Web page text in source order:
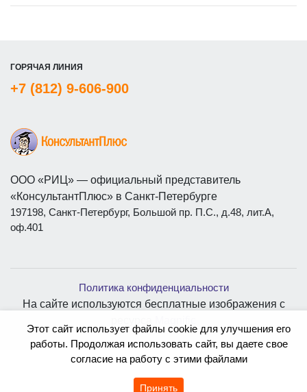
ГОРЯЧАЯ ЛИНИЯ
+7 (812) 9-606-900
ООО «РИЦ» — официальный представитель
«КонсультантПлюс» в Санкт-Петербурге
197198, Санкт-Петербург, Большой пр. П.С., д.48, лит.А,
оф.401
Политика конфиденциальности
На сайте используются бесплатные изображения с
Этот сайт использует файлы cookie для улучшения его
работы. Продолжая использовать сайт, вы даете свое
согласие на работу с этими файлами
Принять